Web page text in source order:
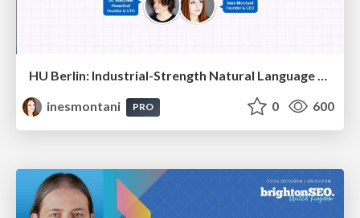
HU Berlin: Industrial-Strength Natural Language Processing with spaCy and Prodigy
inesmontani
PRO 0 600